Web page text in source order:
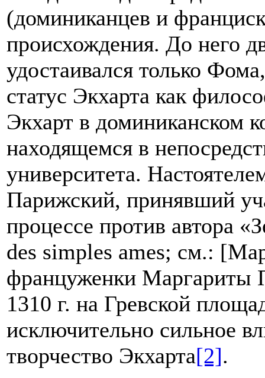
(доминиканцев и
происхождения. До него
удостаивался только
статус Экхарта как
Экхарт в доминиканском
находящемся в
университета.
Парижский, принявший
процессе против автора
des simples ames; см.:
француженки Маргариты
1310 г. на Гревской
исключительно сильное
творчество Экхарта[2].